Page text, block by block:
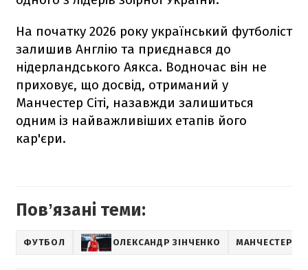
На початку 2026 року український футболіст
залишив Англію та приєднався до
нідерландського Аякса. Водночас він не
приховує, що досвід, отриманий у
Манчестер Сіті, назавжди залишиться
одним із найважливіших етапів його
кар'єри.
Повʼязані теми:
ФУТБОЛ ОЛЕКСАНДР ЗІНЧЕНКО МАНЧЕСТЕР